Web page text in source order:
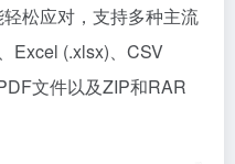
轻松应对，支持多种主流
Excel (.xlsx)、CSV
文件以及ZIP和RAR